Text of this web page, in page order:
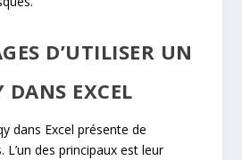
D’UTILISER UN
DANS EXCEL
dans Excel présente de
des principaux est leur